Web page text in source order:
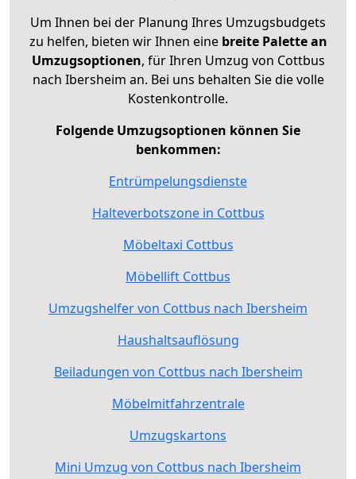
Um Ihnen bei der Planung Ihres Umzugsbudgets
zu helfen, bieten wir Ihnen eine breite Palette an
Umzugsoptionen, für Ihren Umzug von Cottbus
nach Ibersheim an. Bei uns behalten Sie die volle
Kostenkontrolle.
Folgende Umzugsoptionen können Sie
benkommen:
Entrümpelungsdienste
Halteverbotszone in Cottbus
Möbeltaxi Cottbus
Möbellift Cottbus
Umzugshelfer von Cottbus nach Ibersheim
Haushaltsauflösung
Beiladungen von Cottbus nach Ibersheim
Möbelmitfahrzentrale
Umzugskartons
Mini Umzug von Cottbus nach Ibersheim